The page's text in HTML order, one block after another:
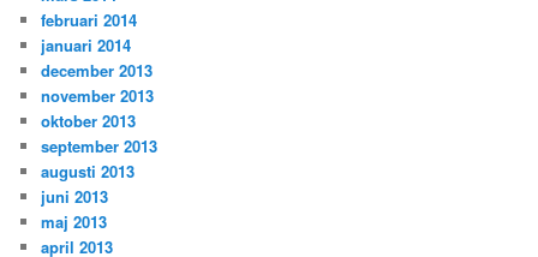
februari 2014
januari 2014
december 2013
november 2013
oktober 2013
september 2013
augusti 2013
juni 2013
maj 2013
april 2013